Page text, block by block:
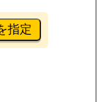
指定